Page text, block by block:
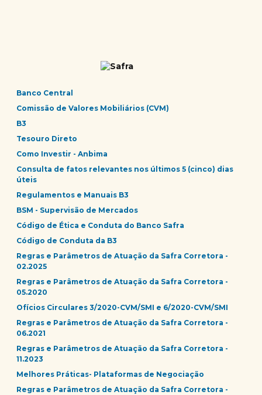
Banco Central
Comissão de Valores Mobiliários (CVM)
B3
Tesouro Direto
Como Investir - Anbima
Consulta de fatos relevantes nos últimos 5 (cinco) dias
úteis
Regulamentos e Manuais B3
BSM - Supervisão de Mercados
Código de Ética e Conduta do Banco Safra
Código de Conduta da B3
Regras e Parâmetros de Atuação da Safra Corretora -
02.2025
Regras e Parâmetros de Atuação da Safra Corretora -
05.2020
Ofícios Circulares 3/2020-CVM/SMI e 6/2020-CVM/SMI
Regras e Parâmetros de Atuação da Safra Corretora -
06.2021
Regras e Parâmetros de Atuação da Safra Corretora -
11.2023
Melhores Práticas- Plataformas de Negociação
Regras e Parâmetros de Atuação da Safra Corretora -